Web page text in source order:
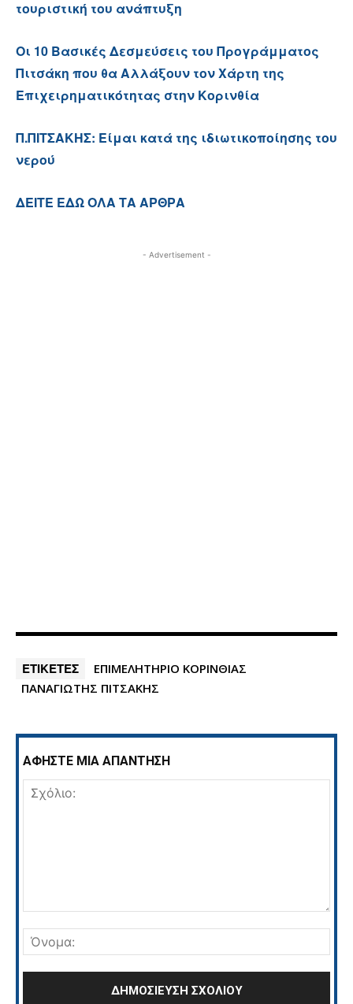
τουριστική του ανάπτυξη
Οι 10 Βασικές Δεσμεύσεις του Προγράμματος
Πιτσάκη που θα Αλλάξουν τον Χάρτη της
Επιχειρηματικότητας στην Κορινθία
Π.ΠΙΤΣΑΚΗΣ: Είμαι κατά της ιδιωτικοποίησης του
νερού
ΔΕΙΤΕ ΕΔΩ ΟΛΑ ΤΑ ΑΡΘΡΑ
- Advertisement -
ΕΤΙΚΕΤΕΣ
ΕΠΙΜΕΛΗΤΗΡΙΟ ΚΟΡΙΝΘΙΑΣ
ΠΑΝΑΓΙΩΤΗΣ ΠΙΤΣΑΚΗΣ
ΑΦΗΣΤΕ ΜΙΑ ΑΠΑΝΤΗΣΗ